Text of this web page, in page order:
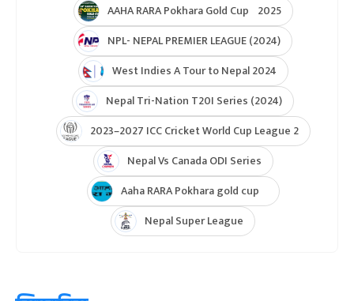
AAHA RARA Pokhara Gold Cup 2025
NPL- NEPAL PREMIER LEAGUE (2024)
West Indies A Tour to Nepal 2024
Nepal Tri-Nation T20I Series (2024)
2023–2027 ICC Cricket World Cup League 2
Nepal Vs Canada ODI Series
Aaha RARA Pokhara gold cup
Nepal Super League